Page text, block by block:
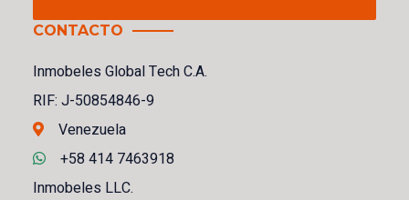
CONTACTO
Inmobeles Global Tech C.A.
RIF: J-50854846-9
Venezuela
+58 414 7463918
Inmobeles LLC.